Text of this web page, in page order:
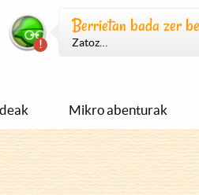
Berrietan bada zer
Zatoz…
Mikro abenturak